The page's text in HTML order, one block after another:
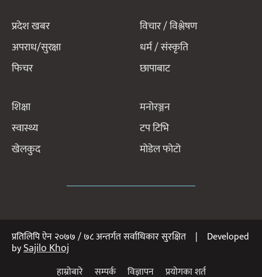
प्रदेश खबर
अपराध/सुरक्षा
फिचर
विचार / विश्लेषण
धर्म / संस्कृति
छापाबाट
शिक्षा
स्वास्थ्य
खेलकुद
मनोरञ्जन
टप टिभि
मोडेल फोटो
प्रतिलिपि ऐन २०७७ / ७८ अन्तर्गत सर्वाधिकार सुरक्षित | Developed
bySajilo Khoj
हाम्रोबारे सम्पर्क विज्ञापन प्रयोगका शर्त